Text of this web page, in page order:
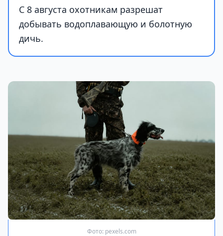
С 8 августа охотникам разрешат
добывать водоплавающую и болотную
дичь.
Фото: pexels.com